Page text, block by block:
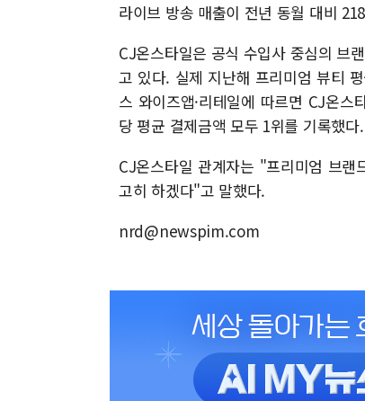
라이브 방송 매출이 전년 동월 대비
CJ온스타일은 공식 수입사 중심의 브
고 있다. 실제 지난해 프리미엄 뷰티
스 와이즈앱·리테일에 따르면 CJ온
당 평균 결제금액 모두 1위를 기록했다.
CJ온스타일 관계자는 "프리미엄 브
고히 하겠다"고 말했다.
nrd@newspim.com